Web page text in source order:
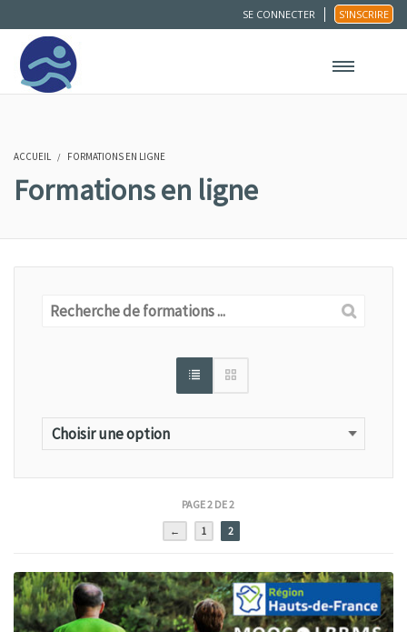
SE CONNECTER S'INSCRIRE
ACCUEIL FORMATIONS EN LIGNE
Formations en ligne
PAGE 2 DE 2
← 1 2